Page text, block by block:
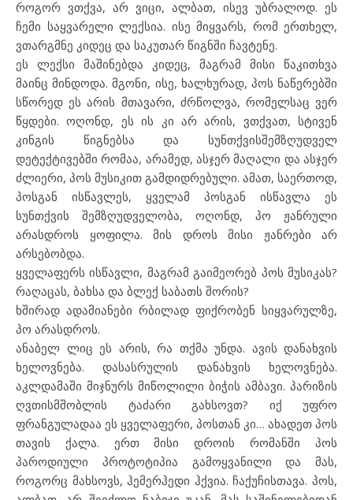
როგორ ვთქვა, არ ვიცი, ალბათ, ისევ უბრალოდ. ეს
ჩემი საყვარელი ლექსია. ისე მიყვარს, რომ ერთხელ,
ვთარგმნე კიდეც და საკუთარ წიგნში ჩავტენე.
ეს ლექსი მაშინებდა კიდეც, მაგრამ მისი წაკითხვა
მაინც მინდოდა. მგონი, ისე, ხალხურად, პოს ნაწერებში
სწორედ ეს არის მთავარი, ძრწოლვა, რომელსაც ვერ
წყდები. ოღონდ, ეს ის კი არ არის, ვთქვათ, სტივენ
კინგის წიგნებსა და სუნთქვისშემზღუდველ
დეტექტივებში რომაა, არამედ, ასჯერ მაღალი და ასჯერ
ძლიერი, პოს მუსიკით გამდიდრებული. ამათ, საერთოდ,
პოსგან ისწავლეს, ყველამ პოსგან ისწავლა ეს
სუნთქვის შემზღუდველობა, ოღონდ, პო ჟანრული
არასდროს ყოფილა. მის დროს მისი ჟანრები არ
არსებობდა.
ყველაფერს ისწავლი, მაგრამ გაიმეორებ პოს მუსიკას?
რაღაცას, ბახსა და ბლექ საბათს შორის?
ხშირად ადამიანები რბილად ფიქრობენ სიყვარულზე,
პო არასდროს.
ანაბელ ლიც ეს არის, რა თქმა უნდა. ავის დანახვის
ხელოვნება. დასასრულის დანახვის ხელოვნება.
აკლდამაში მიჯნურს მიწოლილი ბიჭის ამბავი. პარიზის
ღვთისმშობლის ტაძარი გახსოვთ? იქ უფრო
ფრანგულადაა ეს ყველაფერი, პოსთან კი… ახადეთ პოს
თავის ქალა. ერთ მისი დროის რომანში პოს
პაროდიული პროტოტიპია გამოყვანილი და მას,
როგორც მახსოვს, ჰემერჰედი ჰქვია. ჩაქუჩისთავა. პოს,